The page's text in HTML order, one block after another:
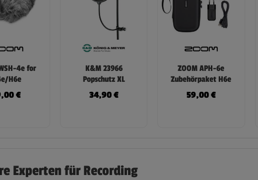
4e for
H6e
€
K&M 23966
Popschutz XL
34,90€
ZOOM APH-6e
Zubehörpaket H6e
59,00€
Experten für Recording